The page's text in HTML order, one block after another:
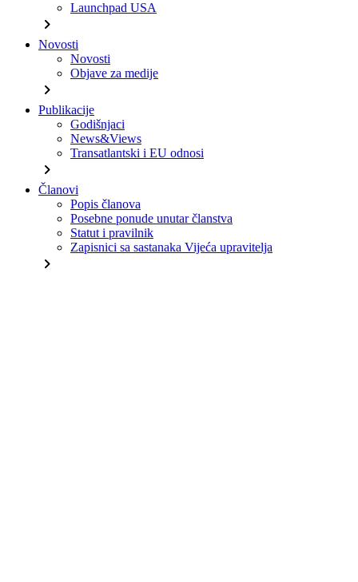
Launchpad USA
chevron_right
Novosti
Novosti
Objave za medije
chevron_right
Publikacije
Godišnjaci
News&Views
Transatlantski i EU odnosi
chevron_right
Članovi
Popis članova
Posebne ponude unutar članstva
Statut i pravilnik
Zapisnici sa sastanaka Vijeća upravitelja
chevron_right